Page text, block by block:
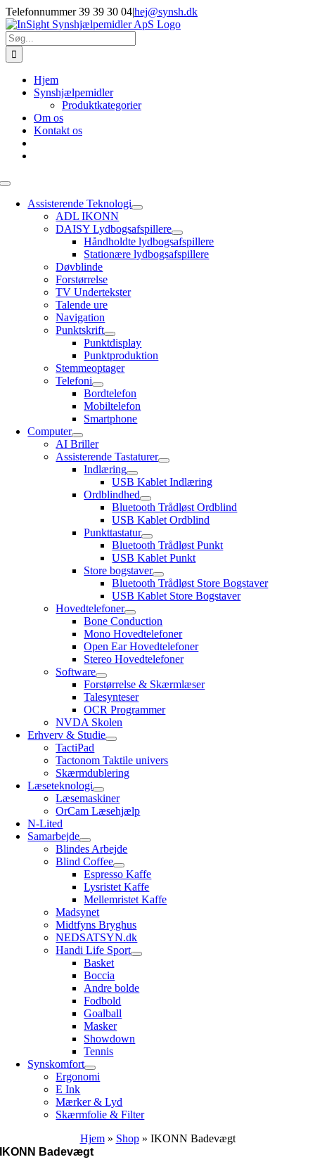
Skip
to
content
Telefonnummer 39 39 30 04|hej@synsh.dk
Søg
efter:
Hjem
Synshjælpemidler
Produktkategorier
Om os
Kontakt os
Toggle
NavigationAssisterende Teknologi
ADL IKONN
DAISY Lydbogsafspillere
Håndholdte lydbogsafspillere
Stationære lydbogsafspillere
Døvblinde
Forstørrelse
TV Undertekster
Talende ure
Navigation
Punktskrift
Punktdisplay
Punktproduktion
Stemmeoptager
Telefoni
Bordtelefon
Mobiltelefon
Smartphone
Computer
AI Briller
Assisterende Tastaturer
Indlæring
USB Kablet Indlæring
Ordblindhed
Bluetooth Trådløst Ordblind
USB Kablet Ordblind
Punkttastatur
Bluetooth Trådløst Punkt
USB Kablet Punkt
Store bogstaver
Bluetooth Trådløst Store Bogstaver
USB Kablet Store Bogstaver
Hovedtelefoner
Bone Conduction
Mono Hovedtelefoner
Open Ear Hovedtelefoner
Stereo Hovedtelefoner
Software
Forstørrelse & Skærmlæser
Talesynteser
OCR Programmer
NVDA Skolen
Erhverv & Studie
TactiPad
Tactonom Taktile univers
Skærmdublering
Læseteknologi
Læsemaskiner
OrCam Læsehjælp
N-Lited
Samarbejde
Blindes Arbejde
Blind Coffee
Espresso Kaffe
Lysristet Kaffe
Mellemristet Kaffe
Madsynet
Midtfyns Bryghus
NEDSATSYN.dk
Handi Life Sport
Basket
Boccia
Andre bolde
Fodbold
Goalball
Masker
Showdown
Tennis
Synskomfort
Ergonomi
E Ink
Mærker & Lyd
Skærmfolie & Filter
Hjem» Shop» IKONN Badevægt
IKONN Badevægt